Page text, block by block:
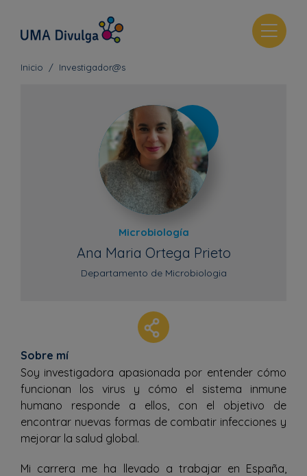
T
o
Inicio Investigador@s
Microbiología
Ana Maria Ortega Prieto
Departamento de Microbiologia
Sobre mí
Soy investigadora apasionada por entender cómo
funcionan los virus y cómo el sistema inmune
humano responde a ellos, con el objetivo de
encontrar nuevas formas de combatir infecciones y
mejorar la salud global.
Mi carrera me ha llevado a trabajar en España,